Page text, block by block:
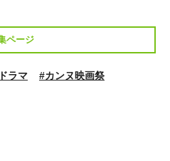
ページ
ラマ #カンヌ映画祭